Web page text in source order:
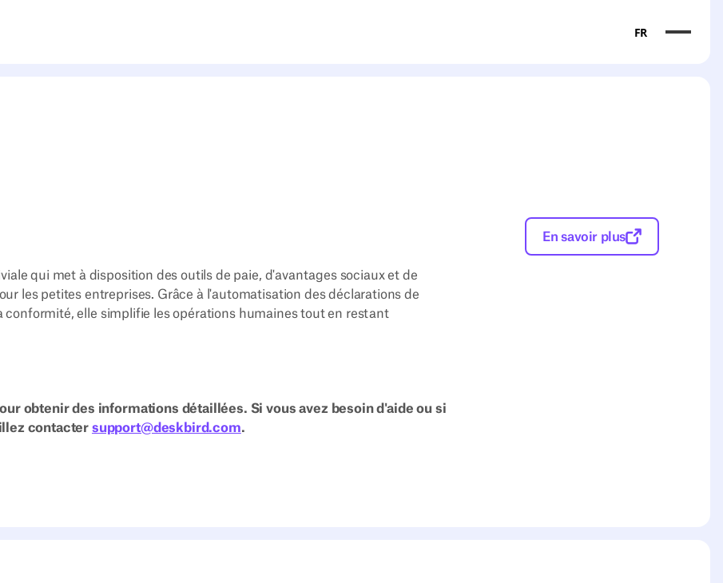
FR
qui met à disposition des outils de paie, d'avantages sociaux et de
les petites entreprises. Grâce à l'automatisation des déclarations de
conformité, elle simplifie les opérations humaines tout en restant
obtenir des informations détaillées. Si vous avez besoin d'aide ou si
contacter support@deskbird.com.
En savoir plus